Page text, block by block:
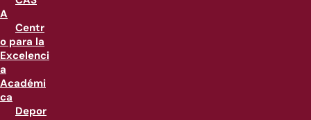
A
Centr
o para la
Excelenci
a
Académi
ca
Depor